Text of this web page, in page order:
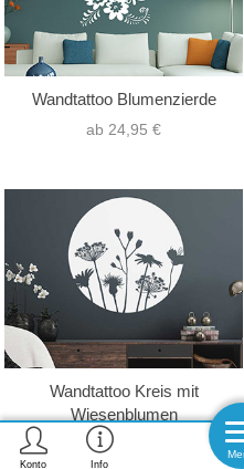
Wandtattoo Blumenzierde
ab 24,95 €
Wandtattoo Kreis mit
Wiesenblumen
ab 29,95 €
Konto Info